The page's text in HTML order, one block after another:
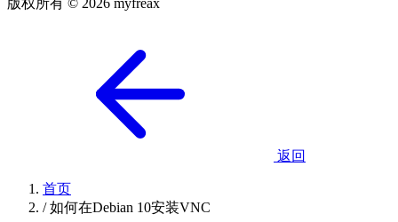
版权所有 © 2026 myfreax
返回
首页
/ 如何在Debian 10安装VNC